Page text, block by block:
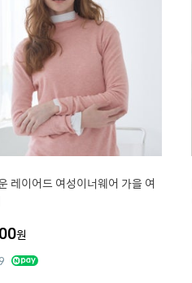
레이어드 여성이너웨어 가을 여
원